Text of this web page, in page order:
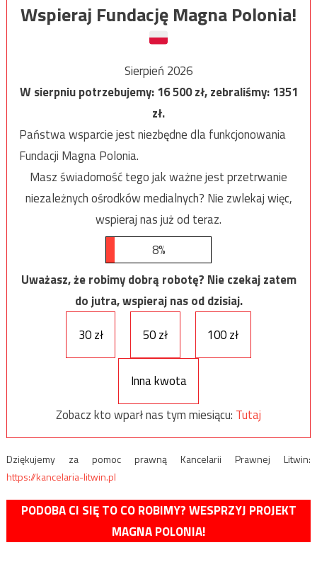
Wspieraj Fundację Magna Polonia!
Sierpień 2026
W sierpniu potrzebujemy:16 500zł, zebraliśmy:1351
zł.
Państwa wsparcie jest niezbędne dla funkcjonowania
Fundacji Magna Polonia.
Masz świadomość tego jak ważne jest przetrwanie
niezależnych ośrodków medialnych? Nie zwlekaj więc,
wspieraj nas już od teraz.
8%
Uważasz, że robimy dobrą robotę? Nie czekaj zatem
do jutra, wspieraj nas od dzisiaj.
30 zł
50 zł 100 zł
Inna kwota
Zobacz kto wparł nas tym miesiącu: Tutaj
Dziękujemy za pomoc prawną Kancelarii Prawnej Litwin:
https://kancelaria-litwin.pl
PODOBA CI SIĘ TO CO ROBIMY? WESPRZYJ PROJEKT
MAGNA POLONIA!